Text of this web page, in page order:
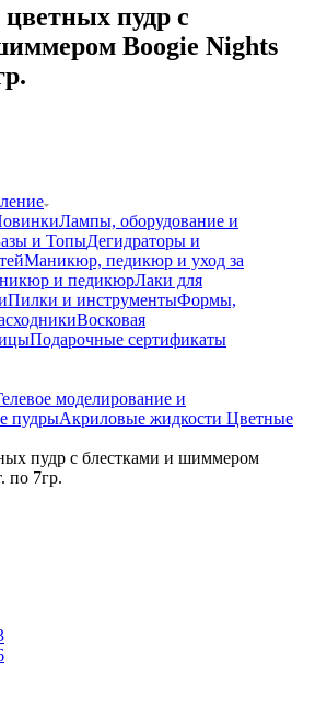
пудр с
Boogie Nights
Лампы, оборудование и
и ТопыДегидраторы и
Маникюр, педикюр и уход за
и педикюрЛаки для
Пилки и инструментыФормы,
Восковая
Подарочные сертификаты
моделирование и
пудрыАкриловые жидкости Цветные
пудр с блестками и шиммером
по 7гр.